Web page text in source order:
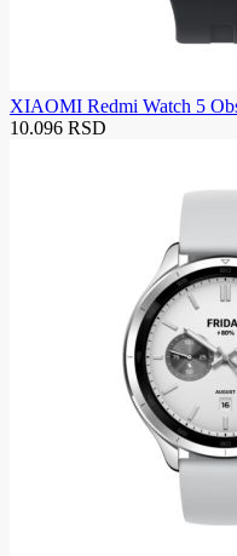
XIAOMI Redmi Watch 5
10.096 RSD